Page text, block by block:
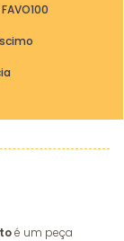
é um peça